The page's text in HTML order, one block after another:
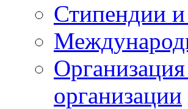
Стипендии
организации